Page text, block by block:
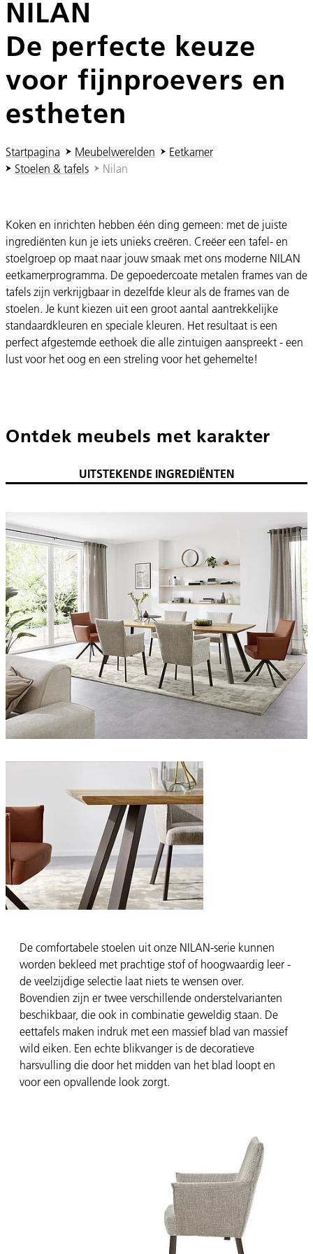
NILAN
De perfecte keuze
voor fijnproevers en
estheten
U ben hier:
Startpagina Meubelwerelden
Eetkamer
Stoelen & tafels
Nilan
Koken en inrichten hebben één ding gemeen: met de juiste
ingrediënten kun je iets unieks creëren. Creëer een tafel- en
stoelgroep op maat naar jouw smaak met ons moderne NILAN
eetkamerprogramma. De gepoedercoate metalen frames van de
tafels zijn verkrijgbaar in dezelfde kleur als de frames van de
stoelen. Je kunt kiezen uit een groot aantal aantrekkelijke
standaardkleuren en speciale kleuren. Het resultaat is een
perfect afgestemde eethoek die alle zintuigen aanspreekt - een
lust voor het oog en een streling voor het gehemelte!
Ontdek meubels met karakter
UITSTEKENDE INGREDIËNTEN
De comfortabele stoelen uit onze NILAN-serie kunnen
worden bekleed met prachtige stof of hoogwaardig leer -
de veelzijdige selectie laat niets te wensen over.
Bovendien zijn er twee verschillende onderstelvarianten
beschikbaar, die ook in combinatie geweldig staan. De
eettafels maken indruk met een massief blad van massief
wild eiken. Een echte blikvanger is de decoratieve
harsvulling die door het midden van het blad loopt en
voor een opvallende look zorgt.